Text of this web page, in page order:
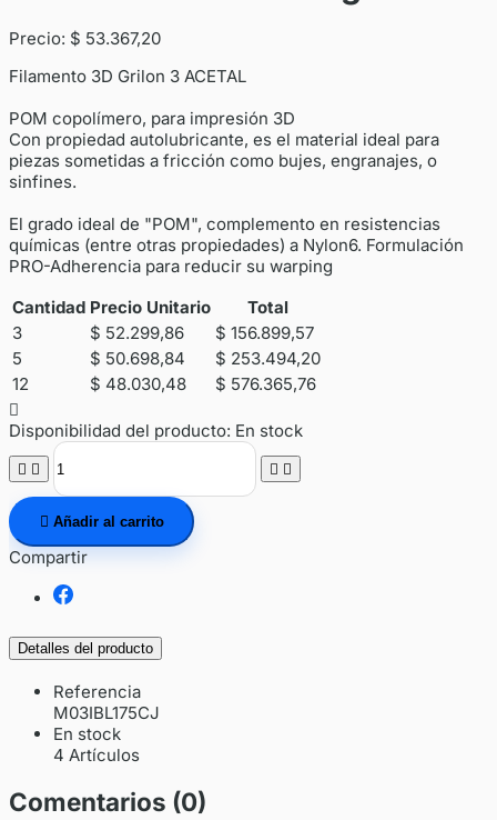
Precio: $ 53.367,20
Filamento 3D Grilon 3 ACETAL
POM copolímero, para impresión 3D
Con propiedad autolubricante, es el material ideal para
piezas sometidas a fricción como bujes, engranajes, o
sinfines.
El grado ideal de "POM", complemento en resistencias
químicas (entre otras propiedades) a Nylon6. Formulación
PRO-Adherencia para reducir su warping
Cantidad Precio Unitario
Total
3
$ 52.299,86
$ 156.899,57
5
$ 50.698,84
$ 253.494,20
12
$ 48.030,48
$ 576.365,76

Disponibilidad del producto: En stock
   
 Añadir al carrito
Compartir
Detalles del producto
Referencia
M03IBL175CJ
En stock
4 Artículos
Comentarios (0)